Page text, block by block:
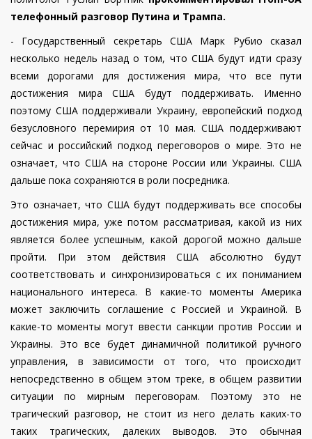
телефонный разговор Путина и Трампа.
- Государственный секретарь США Марк Рубио сказал
несколько недель назад о том, что США будут идти сразу
всеми дорогами для достижения мира, что все пути
достижения мира США будут поддерживать. Именно
поэтому США поддерживали Украину, европейский подход
безусловного перемирия от 10 мая. США поддерживают
сейчас и российский подход переговоров о мире. Это не
означает, что США на стороне России или Украины. США
дальше пока сохраняются в роли посредника.
Это означает, что США будут поддерживать все способы
достижения мира, уже потом рассматривая, какой из них
является более успешным, какой дорогой можно дальше
пройти. При этом действия США абсолютно будут
соответствовать и синхронизироваться с их пониманием
национального интереса. В какие-то моменты Америка
может заключить соглашение с Россией и Украиной. В
какие-то моменты могут ввести санкции против России и
Украины. Это все будет динамичной политикой ручного
управления, в зависимости от того, что происходит
непосредственно в общем этом треке, в общем развитии
ситуации по мирным переговорам. Поэтому это не
трагический разговор, не стоит из него делать каких-то
таких трагических, далеких выводов. Это обычная